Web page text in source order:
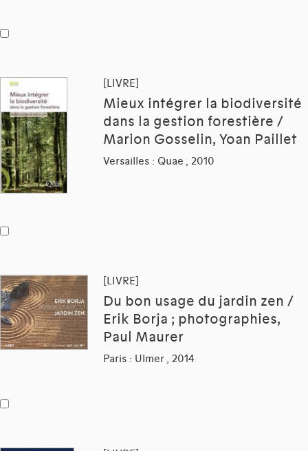
[LIVRE]
Mieux intégrer la biodiversité
dans la gestion forestière /
Marion Gosselin, Yoan Paillet
Versailles : Quae , 2010
[LIVRE]
Du bon usage du jardin zen /
Erik Borja ; photographies,
Paul Maurer
Paris : Ulmer , 2014